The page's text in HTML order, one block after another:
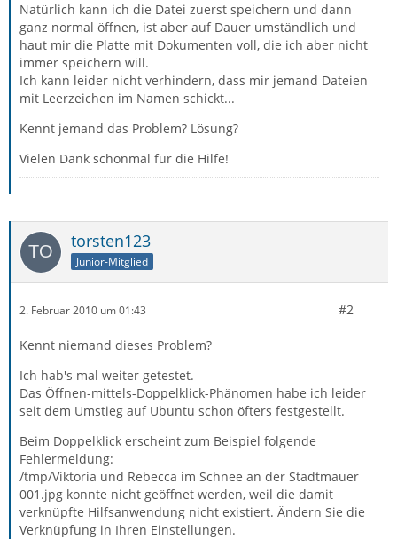
Natürlich kann ich die Datei zuerst speichern und dann
ganz normal öffnen, ist aber auf Dauer umständlich und
haut mir die Platte mit Dokumenten voll, die ich aber nicht
immer speichern will.
Ich kann leider nicht verhindern, dass mir jemand Dateien
mit Leerzeichen im Namen schickt...
Kennt jemand das Problem? Lösung?
Vielen Dank schonmal für die Hilfe!
torsten123
Junior-Mitglied
2. Februar 2010 um 01:43 #2
Kennt niemand dieses Problem?
Ich hab's mal weiter getestet.
Das Öffnen-mittels-Doppelklick-Phänomen habe ich leider
seit dem Umstieg auf Ubuntu schon öfters festgestellt.
Beim Doppelklick erscheint zum Beispiel folgende
Fehlermeldung:
/tmp/Viktoria und Rebecca im Schnee an der Stadtmauer
001.jpg konnte nicht geöffnet werden, weil die damit
verknüpfte Hilfsanwendung nicht existiert. Ändern Sie die
Verknüpfung in Ihren Einstellungen.